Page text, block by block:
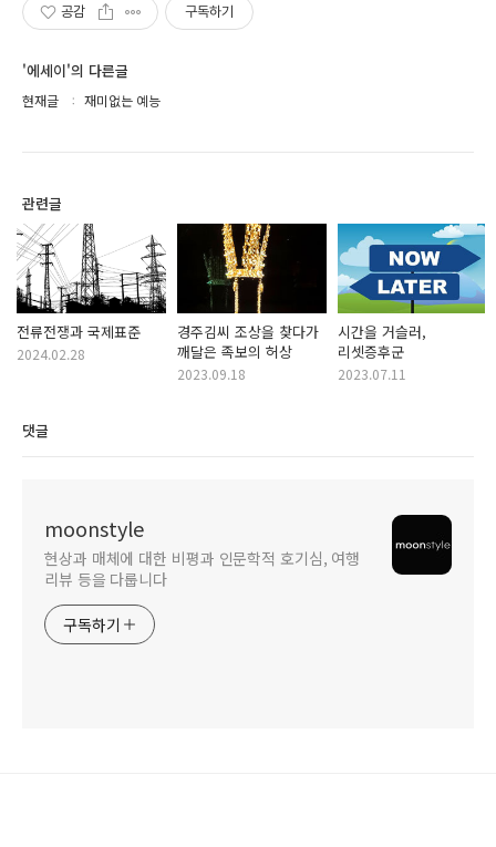
공감 구독하기
'에세이'의 다른글
현재글 재미없는 예능
관련글
전류전쟁과 국제표준
2024.02.28
경주김씨 조상을 찾다가
깨달은 족보의 허상
2023.09.18
시간을 거슬러,
리셋증후군
2023.07.11
댓글
moonstyle
현상과 매체에 대한 비평과 인문학적 호기심, 여행
리뷰 등을 다룹니다
구독하기